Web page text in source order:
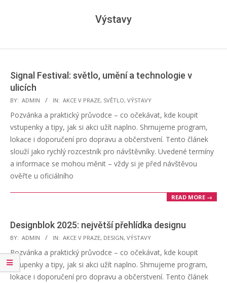
Výstavy
Signal Festival: světlo, umění a technologie v
ulicích
2025-
08-
26
BY: ADMIN IN: AKCE V PRAZE, SVĚTLO, VÝSTAVY
Pozvánka a praktický průvodce – co očekávat, kde koupit
vstupenky a tipy, jak si akci užít naplno. Shrnujeme program,
lokace i doporučení pro dopravu a občerstvení. Tento článek
slouží jako rychlý rozcestník pro návštěvníky. Uvedené termíny
a informace se mohou měnit – vždy si je před návštěvou
ověřte u oficiálního
READ MORE →
Designblok 2025: největší přehlídka designu
2025-
08-
26
BY: ADMIN IN: AKCE V PRAZE, DESIGN, VÝSTAVY
Pozvánka a praktický průvodce – co očekávat, kde koupit
vstupenky a tipy, jak si akci užít naplno. Shrnujeme program,
lokace i doporučení pro dopravu a občerstvení. Tento článek